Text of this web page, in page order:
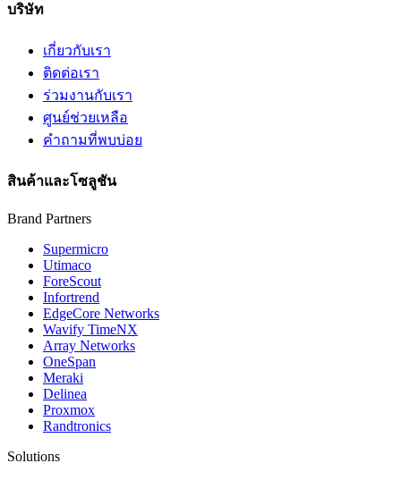
บริษัท
เกี่ยวกับเรา
ติดต่อเรา
ร่วมงานกับเรา
ศูนย์ช่วยเหลือ
คำถามที่พบบ่อย
สินค้าและโซลูชัน
Brand Partners
Supermicro
Utimaco
ForeScout
Infortrend
EdgeCore Networks
Wavify TimeNX
Array Networks
OneSpan
Meraki
Delinea
Proxmox
Randtronics
Solutions